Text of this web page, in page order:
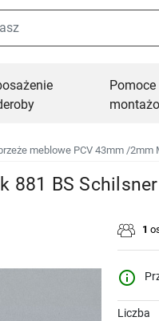
Pomoce
meblowe PCV 43mm /2mm
881 BS Schilsner
1
info_outline
Liczba